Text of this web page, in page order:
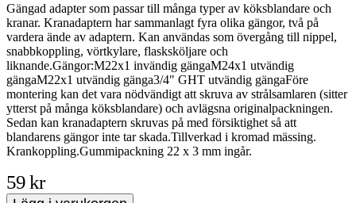
Gängad adapter som passar till många typer av köksblandare och
kranar. Kranadaptern har sammanlagt fyra olika gängor, två på
vardera ände av adaptern. Kan användas som övergång till nippel,
snabbkoppling, vörtkylare, flasksköljare och
liknande.Gängor:M22x1 invändig gängaM24x1 utvändig
gängaM22x1 utvändig gänga3/4" GHT utvändig gängaFöre
montering kan det vara nödvändigt att skruva av strålsamlaren (sitter
ytterst på många köksblandare) och avlägsna originalpackningen.
Sedan kan kranadaptern skruvas på med försiktighet så att
blandarens gängor inte tar skada.Tillverkad i kromad mässing.
Krankoppling.Gummipackning 22 x 3 mm ingår.
59 kr